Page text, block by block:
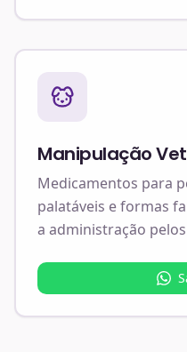
Manipulação
Medicamentos para
palatáveis e formas
a administração